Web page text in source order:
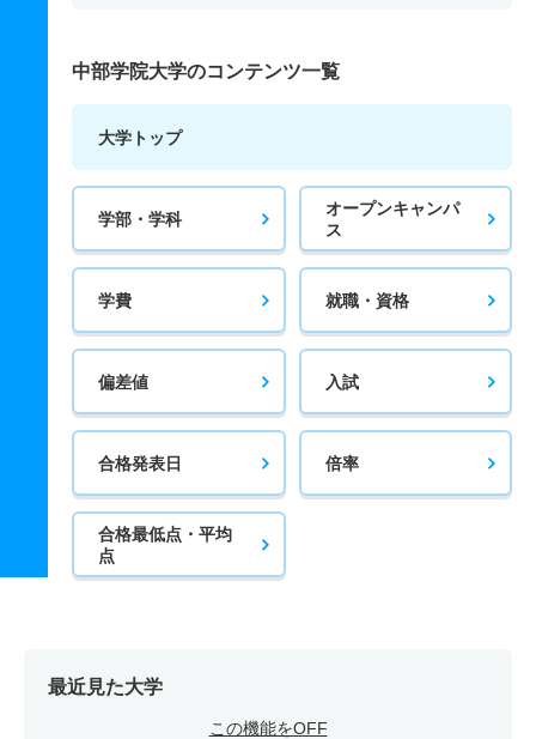
中部学院大学のコンテンツ一覧
大学トップ
学部・学科
オープンキャンパ
ス
学費 就職・資格
偏差値 入試
合格発表日 倍率
合格最低点・平均
点
最近見た大学
この機能をOFF